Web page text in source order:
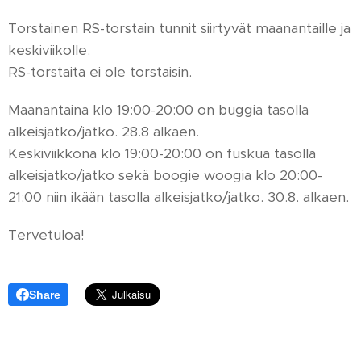
Torstainen RS-torstain tunnit siirtyvät maanantaille ja
keskiviikolle.
RS-torstaita ei ole torstaisin.
Maanantaina klo 19:00-20:00 on buggia tasolla
alkeisjatko/jatko. 28.8 alkaen.
Keskiviikkona klo 19:00-20:00 on fuskua tasolla
alkeisjatko/jatko sekä boogie woogia klo 20:00-
21:00 niin ikään tasolla alkeisjatko/jatko. 30.8. alkaen.
Tervetuloa!
Share